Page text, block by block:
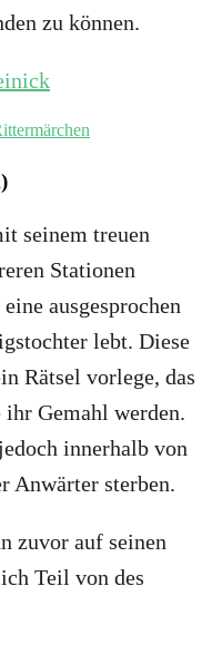
zu können.
seinem treuen
Stationen
ausgesprochen
lebt. Diese
Rätsel vorlege, das
Gemahl werden.
innerhalb von
Anwärter sterben.
zuvor auf seinen
Teil von des